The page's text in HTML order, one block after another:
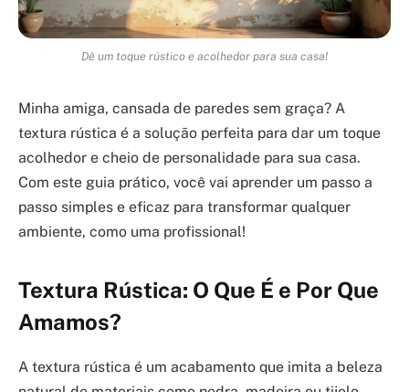
Dê um toque rústico e acolhedor para sua casa!
Minha amiga, cansada de paredes sem graça? A
textura rústica é a solução perfeita para dar um toque
acolhedor e cheio de personalidade para sua casa.
Com este guia prático, você vai aprender um passo a
passo simples e eficaz para transformar qualquer
ambiente, como uma profissional!
Textura Rústica: O Que É e Por Que
Amamos?
A textura rústica é um acabamento que imita a beleza